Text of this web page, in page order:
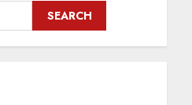
SEARCH